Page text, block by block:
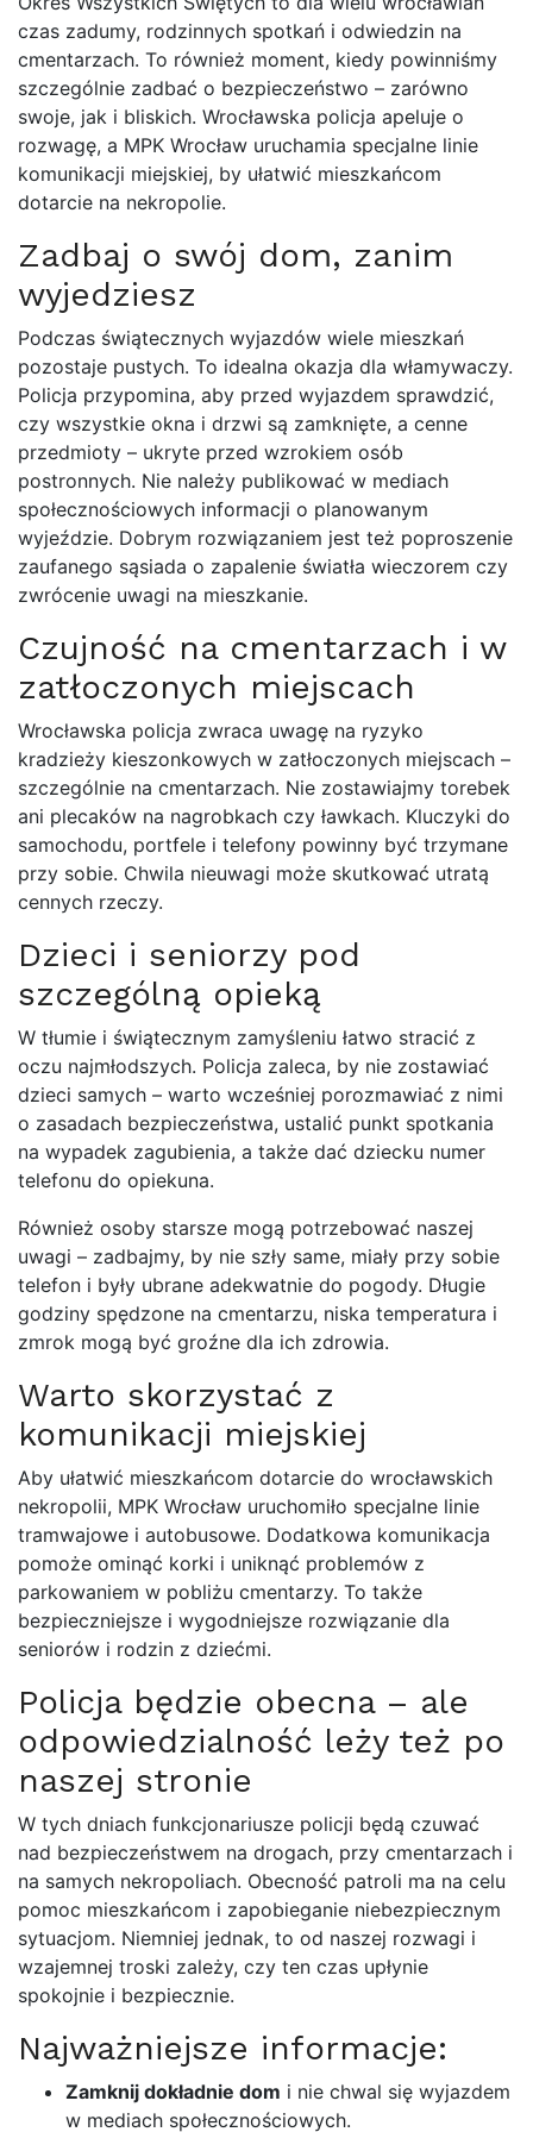
czas zadumy, rodzinnych spotkań i odwiedzin na
cmentarzach. To również moment, kiedy powinniśmy
szczególnie zadbać o bezpieczeństwo – zarówno
swoje, jak i bliskich. Wrocławska policja apeluje o
rozwagę, a MPK Wrocław uruchamia specjalne linie
komunikacji miejskiej, by ułatwić mieszkańcom
dotarcie na nekropolie.
Zadbaj o swój dom, zanim
wyjedziesz
Podczas świątecznych wyjazdów wiele mieszkań
pozostaje pustych. To idealna okazja dla włamywaczy.
Policja przypomina, aby przed wyjazdem sprawdzić,
czy wszystkie okna i drzwi są zamknięte, a cenne
przedmioty – ukryte przed wzrokiem osób
postronnych. Nie należy publikować w mediach
społecznościowych informacji o planowanym
wyjeździe. Dobrym rozwiązaniem jest też poproszenie
zaufanego sąsiada o zapalenie światła wieczorem czy
zwrócenie uwagi na mieszkanie.
Czujność na cmentarzach i w
zatłoczonych miejscach
Wrocławska policja zwraca uwagę na ryzyko
kradzieży kieszonkowych w zatłoczonych miejscach –
szczególnie na cmentarzach. Nie zostawiajmy torebek
ani plecaków na nagrobkach czy ławkach. Kluczyki do
samochodu, portfele i telefony powinny być trzymane
przy sobie. Chwila nieuwagi może skutkować utratą
cennych rzeczy.
Dzieci i seniorzy pod
szczególną opieką
W tłumie i świątecznym zamyśleniu łatwo stracić z
oczu najmłodszych. Policja zaleca, by nie zostawiać
dzieci samych – warto wcześniej porozmawiać z nimi
o zasadach bezpieczeństwa, ustalić punkt spotkania
na wypadek zagubienia, a także dać dziecku numer
telefonu do opiekuna.
Również osoby starsze mogą potrzebować naszej
uwagi – zadbajmy, by nie szły same, miały przy sobie
telefon i były ubrane adekwatnie do pogody. Długie
godziny spędzone na cmentarzu, niska temperatura i
zmrok mogą być groźne dla ich zdrowia.
Warto skorzystać z
komunikacji miejskiej
Aby ułatwić mieszkańcom dotarcie do wrocławskich
nekropolii, MPK Wrocław uruchomiło specjalne linie
tramwajowe i autobusowe. Dodatkowa komunikacja
pomoże ominąć korki i uniknąć problemów z
parkowaniem w pobliżu cmentarzy. To także
bezpieczniejsze i wygodniejsze rozwiązanie dla
seniorów i rodzin z dziećmi.
Policja będzie obecna – ale
odpowiedzialność leży też po
naszej stronie
W tych dniach funkcjonariusze policji będą czuwać
nad bezpieczeństwem na drogach, przy cmentarzach i
na samych nekropoliach. Obecność patroli ma na celu
pomoc mieszkańcom i zapobieganie niebezpiecznym
sytuacjom. Niemniej jednak, to od naszej rozwagi i
wzajemnej troski zależy, czy ten czas upłynie
spokojnie i bezpiecznie.
Najważniejsze informacje:
Zamknij dokładnie dom i nie chwal się wyjazdem
w mediach społecznościowych.